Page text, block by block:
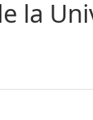
la